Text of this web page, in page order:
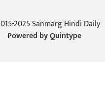
2025 Sanmarg Hindi Daily
Powered byQuintype